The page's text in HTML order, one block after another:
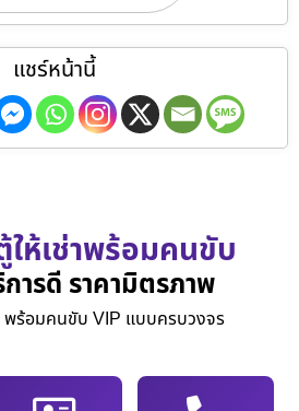
แชร์หน้านี้
ให้เช่าพร้อมคนขับ
ารดี ราคามิตรภาพ
พร้อมคนขับ VIP แบบครบวงจร